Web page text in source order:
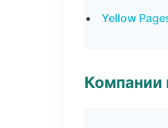
Yellow
Компании